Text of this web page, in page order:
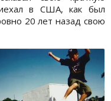
в США, как был
20 лет назад свою